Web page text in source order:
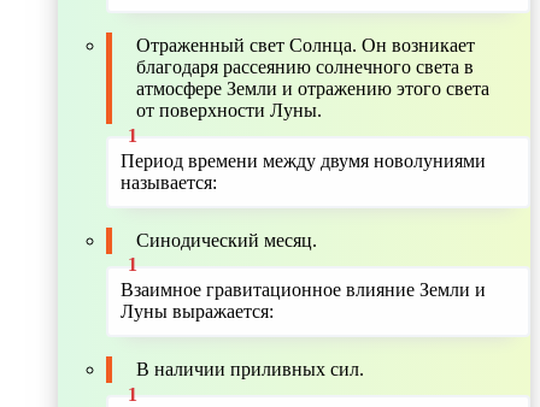
Отраженный свет Солнца. Он возникает
благодаря рассеянию солнечного света в
атмосфере Земли и отражению этого света
от поверхности Луны.
Период времени между двумя новолуниями
называется:
Синодический месяц.
Взаимное гравитационное влияние Земли и
Луны выражается:
В наличии приливных сил.